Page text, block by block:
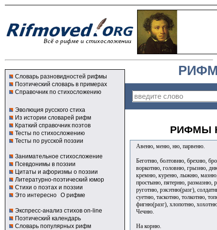
Словарь разновидностей рифмы
Поэтический словарь в примерах
Справочник по стихосложению
Эволюция русского стиха
Из истории словарей рифм
Краткий справочник поэтов
Тесты по стихосложению
Тесты по русской поэзии
Занимательное стихосложение
Псевдонимы в поэзии
Цитаты и афоризмы о поэзии
Литературно-поэтический юмор
Стихи о поэтах и поэзии
Это интересно О рифме
Экспресс-анализ стихов on-line
Поэтический календарь
Словарь популярных рифм
РИФМЫ
Авеню, меню, ню, парвеню.
Беготню, болтовню, брехню,
воркотню, головню, грызню,
кремню, куреню, лыжню,
простыню, пятерню, размазню,
руготню, рэкэтню(разг),
суетню, таскотню, толкотню,
фигню(разг), хлопотню,
Чечню.
На корню.